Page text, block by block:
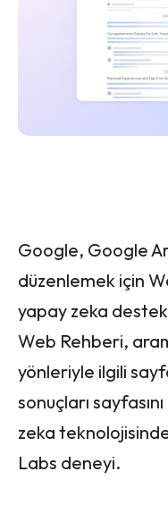
Google, Google
düzenlemek için
yapay zeka
Web Rehberi,
yönleriyle ilgili
sonuçları
zeka
Labs deneyi.